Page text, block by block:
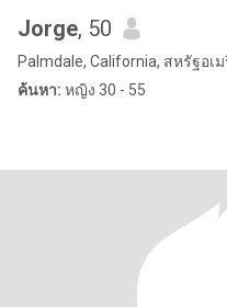
Jorge, 50
Palmdale, California, สหรัฐอเ
ค้นหา: หญิง 30 - 55